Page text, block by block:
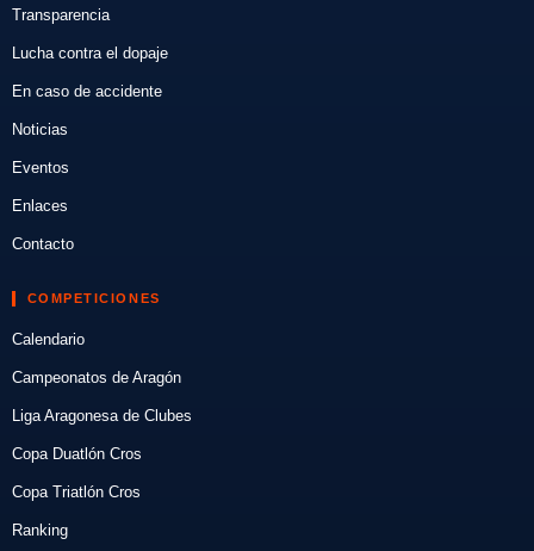
Transparencia
Lucha contra el dopaje
En caso de accidente
Noticias
Eventos
Enlaces
Contacto
COMPETICIONES
Calendario
Campeonatos de Aragón
Liga Aragonesa de Clubes
Copa Duatlón Cros
Copa Triatlón Cros
Ranking